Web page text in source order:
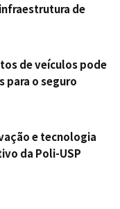
de
de veículos pode
para o seguro
e tecnologia
da Poli-USP